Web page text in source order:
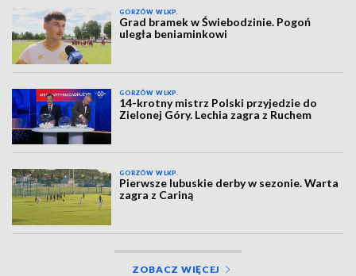
GORZÓW WLKP.
Grad bramek w Świebodzinie. Pogoń
uległa beniaminkowi
GORZÓW WLKP.
14-krotny mistrz Polski przyjedzie do
Zielonej Góry. Lechia zagra z Ruchem
GORZÓW WLKP.
Pierwsze lubuskie derby w sezonie. Warta
zagra z Cariną
ZOBACZ WIĘCEJ